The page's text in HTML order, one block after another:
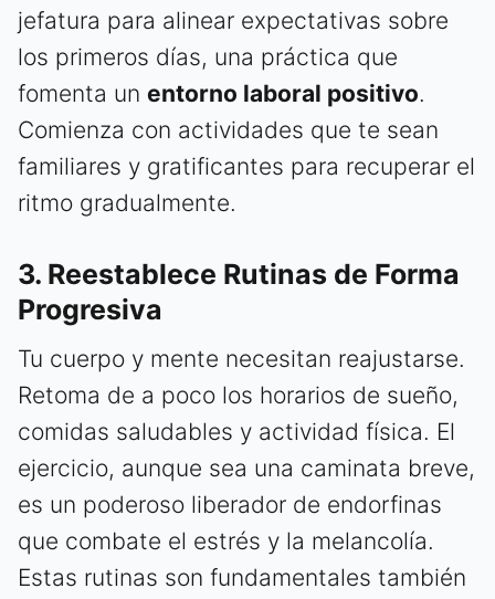
jefatura para alinear expectativas sobre
los primeros días, una práctica que
fomenta un entorno laboral positivo.
Comienza con actividades que te sean
familiares y gratificantes para recuperar el
ritmo gradualmente.
3. Reestablece Rutinas de Forma
Progresiva
Tu cuerpo y mente necesitan reajustarse.
Retoma de a poco los horarios de sueño,
comidas saludables y actividad física. El
ejercicio, aunque sea una caminata breve,
es un poderoso liberador de endorfinas
que combate el estrés y la melancolía.
Estas rutinas son fundamentales también